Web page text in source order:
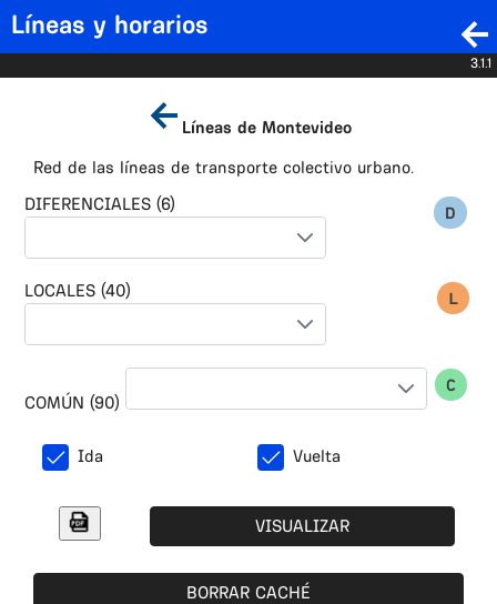
Líneas y horarios
3.1.1
Líneas de Montevideo
Red de las líneas de transporte colectivo urbano.
DIFERENCIALES (6)
LOCALES (40)
COMÚN (90)
Ida Vuelta
VISUALIZAR
BORRAR CACHÉ